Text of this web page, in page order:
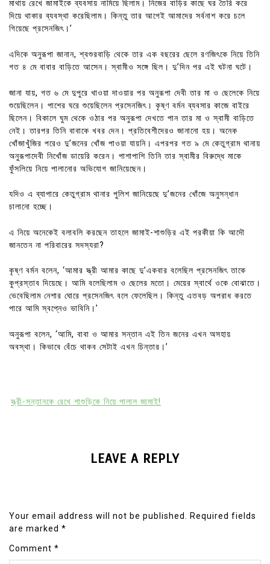
মাথায় রেখে জামাইকে ব্যবসায় নামিয়ে ছিলাম। নিজের বাড়ির কাছে ঘর তৈরি করে
দিয়ে থাকার ব্যবস্থা করেছিলাম। কিন্তু তার আগেই আমাদের সর্বনাশ করে চলে
গিয়েছে প্রসেনজিৎ।’
এদিকে অনুরূপা জানান, শ্বশুরবাড়ি থেকে তার এক বছরের ছেলে রণজিৎকে নিয়ে তিনি
গত ৪ মে বাবার বাড়িতে আসেন। স্বামীও সঙ্গে ছিল। দু’দিন পর এই ঘটনা ঘটে।
জানা যায়, গত ৬ মে দুপুরে খাওয়া দাওয়ার পর অনুরূপা দেবী তার মা ও ছেলেকে নিয়ে
শুয়েছিলেন। পাশের ঘরে শুয়েছিলেন প্রসেনজিৎ। কৃষ্ণ বর্মন ব্যবসার কাজে বাইরে
ছিলেন। বিকালে ঘুম থেকে ওঠার পর অনুরূপা দেখতে পান তার মা ও স্বামী বাড়িতে
নেই। তারপর তিনি বাবাকে খবর দেন। প্রতিবেশীদেরও জানানো হয়। অনেক
খোঁজাখুঁজির পরেও দু’জনের খোঁজ পাওয়া যায়নি। এপরপর গত ৯ মে কেতুগ্রাম থানায়
অনুরূপাদেবী নিখোঁজ ডায়েরি করেন। পাশাপাশি তিনি তার স্বামীর বিরুদ্ধে মাকে
ফুঁসলিয়ে নিয়ে পালানোর অভিযোগ জানিয়েছেন।
যদিও এ ব্যাপারে কেতুগ্রাম থানার পুলিশ জানিয়েছে দু’জনের খোঁজে অনুসন্ধান
চালানো হচ্ছে।
এ নিয়ে অনেকেই বলাবলি করছেন তাহলে জামাই-শাশুড়ির এই পরকীয়া কি আদৌ
জানতেন না পরিবারের সদস্যরা?
কৃষ্ণ বর্মন বলেন, ‘আমার স্ত্রী আমার কাছে দু’একবার বলেছিল প্রসেনজিৎ তাকে
কুপ্রস্তাব দিয়েছে। আমি বলেছিলাম ও ছেলের মতো। মেয়ের স্বার্থে ওকে বোঝাতে।
ভেবেছিলাম নেশার ঘোরে প্রসেনজিৎ বলে ফেলেছিল। কিন্তু এতবড় অপরাধ করতে
পারে আমি স্বপ্নেও ভাবিনি।’
অনুরূপা বলেন, ‘আমি, বাবা ও আমার সন্তান এই তিন জনের এখন অসহায়
অবস্থা। কিভাবে বেঁচে থাকব সেটাই এখন চিন্তার।’
স্ত্রী-সন্তানকে রেখে শাশুড়িকে নিয়ে পালাল জামাই!
LEAVE A REPLY
Your email address will not be published.
Required fields
are marked *
Comment *